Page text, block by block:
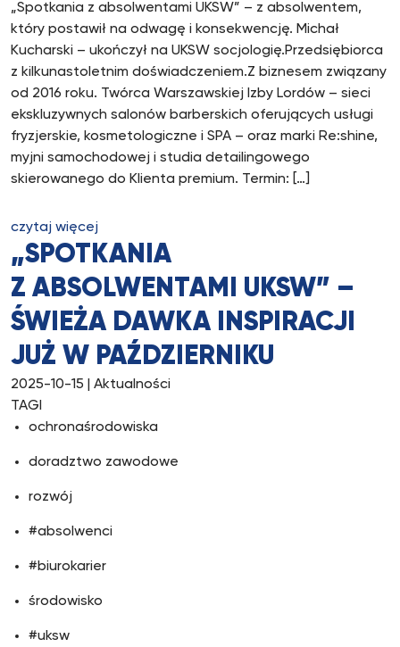
„Spotkania z absolwentami UKSW” – z absolwentem,
który postawił na odwagę i konsekwencję. Michał
Kucharski – ukończył na UKSW socjologię.Przedsiębiorca
z kilkunastoletnim doświadczeniem.Z biznesem związany
od 2016 roku. Twórca Warszawskiej Izby Lordów – sieci
ekskluzywnych salonów barberskich oferujących usługi
fryzjerskie, kosmetologiczne i SPA – oraz marki Re:shine,
myjni samochodowej i studia detailingowego
skierowanego do Klienta premium. Termin: […]
czytaj więcej
„SPOTKANIA
Z ABSOLWENTAMI UKSW” –
ŚWIEŻA DAWKA INSPIRACJI
JUŻ W PAŹDZIERNIKU
2025-10-15 | Aktualności
TAGI
ochronaśrodowiska
doradztwo zawodowe
rozwój
#absolwenci
#biurokarier
środowisko
#uksw